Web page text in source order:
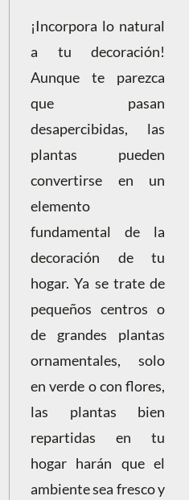
¡Incorpora lo natural
a tu decoración!
Aunque te parezca
que pasan
desapercibidas, las
plantas pueden
convertirse en un
elemento
fundamental de la
decoración de tu
hogar. Ya se trate de
pequeños centros o
de grandes plantas
ornamentales, solo
en verde o con flores,
las plantas bien
repartidas en tu
hogar harán que el
ambiente sea fresco y